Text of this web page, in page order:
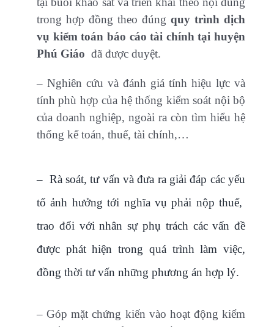
trong hợp đồng theo đúngquy trình dịch
vụ kiểm toán báo cáo tài chính tại huyện
Phú Giáo đã được duyệt.
– Nghiên cứu và đánh giá tính hiệu lực và
tính phù hợp của hệ thống kiểm soát nội bộ
của doanh nghiệp, ngoài ra còn tìm hiểu hệ
thống kế toán, thuế, tài chính,…
– Rà soát, tư vấn và đưa ra giải đáp các yếu
tố ảnh hưởng tới nghĩa vụ phải nộp thuế,
trao đổi với nhân sự phụ trách các vấn đề
được phát hiện trong quá trình làm việc,
đồng thời tư vấn những phương án hợp lý.
– Góp mặt chứng kiến vào hoạt động kiểm